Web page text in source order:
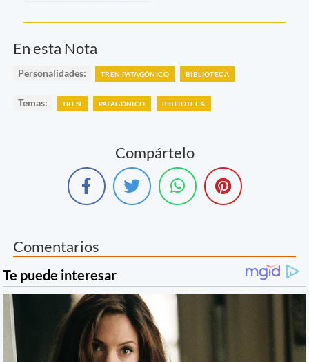
En esta Nota
Personalidades: TREN PATAGÓNICO BIBLIOTECA
Temas: TREN PATAGÓNICO BIBLIOTECA
Compártelo
Comentarios